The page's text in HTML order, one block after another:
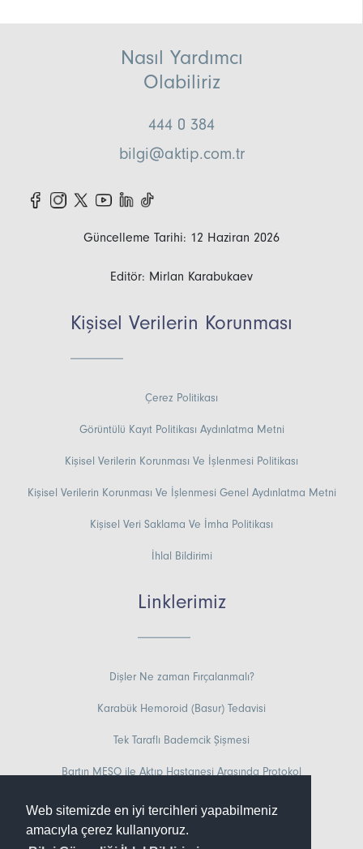
Web sitemizde en iyi tercihleri yapabilmeniz
amacıyla çerez kullanıyoruz.
Nasıl Yardımcı
Olabiliriz
444 0 384
bilgi@aktip.com.tr
Güncelleme Tarihi: 12 Haziran 2026
Editör: Mirlan Karabukaev
Kişisel Verilerin Korunması
Çerez Politikası
Görüntülü Kayıt Politikası Aydınlatma Metni
Kişisel Verilerin Korunması Ve İşlenmesi Politikası
Kişisel Verilerin Korunması Ve İşlenmesi Genel Aydınlatma Metni
Kişisel Veri Saklama Ve İmha Politikası
İhlal Bildirimi
Linklerimiz
Dişler Ne zaman Fırçalanmalı?
Karabük Hemoroid (Basur) Tedavisi
Tek Taraflı Bademcik Şişmesi
Bartın MESO ile Aktıp Hastanesi Arasında Protokol
Zonguldak Sünnet Operasyonu
Sakarya Güneş Yanığı Tedavisi